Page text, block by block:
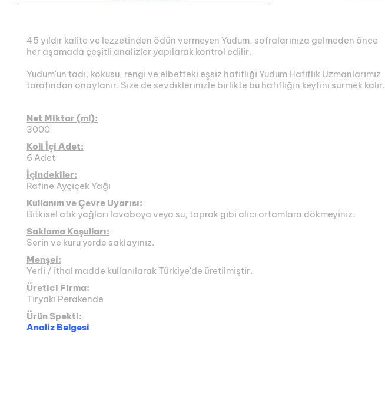
45 yıldır kalite ve lezzetinden ödün vermeyen Yudum, sofralarınıza gelmeden önce
her aşamada çeşitli analizler yapılarak kontrol edilir.
Yudum'un tadı, kokusu, rengi ve elbetteki eşsiz hafifliği Yudum Hafiflik Uzmanlarımız
tarafından onaylanır. Size de sevdiklerinizle birlikte bu hafifliğin keyfini sürmek kalır.
Net Miktar (ml):
3000
Koli İçi Adet:
6 Adet
İçindekiler:
Rafine Ayçiçek Yağı
Kullanım ve Çevre Uyarısı:
Bitkisel atık yağları lavaboya veya su, toprak gibi alıcı ortamlara dökmeyiniz.
Saklama Koşulları:
Serin ve kuru yerde saklayınız.
Menşei:
Yerli / ithal madde kullanılarak Türkiye'de üretilmiştir.
Üretici Firma:
Tiryaki Perakende
Ürün Spekti:
Analiz Belgesi